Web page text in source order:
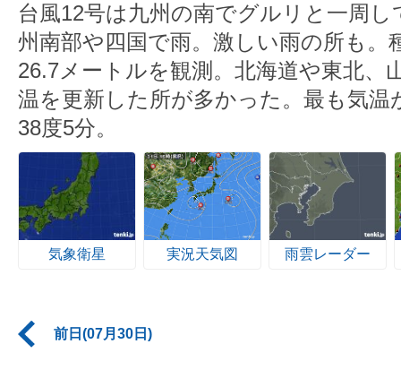
台風12号は九州の南でグルリと一周
州南部や四国で雨。激しい雨の所も。
26.7メートルを観測。北海道や東北、
温を更新した所が多かった。最も気
38度5分。
気象衛星 実況天気図 雨雲レーダー
前日(07月30日)